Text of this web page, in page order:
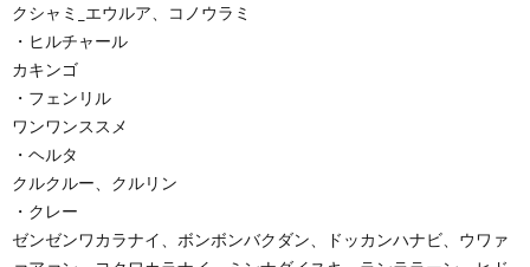
クシャミ_エウルア、コノウラミ
・ヒルチャール
カキンゴ
・フェンリル
ワンワンススメ
・ヘルタ
クルクルー、クルリン
・クレー
ゼンゼンワカラナイ、ボンボンバクダン、ドッカンハナビ、ウワァ